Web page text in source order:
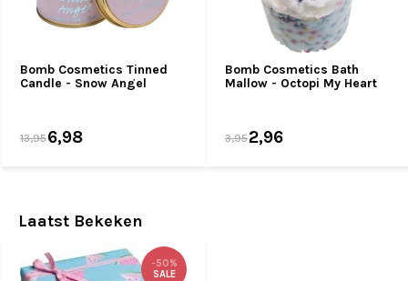
Bomb Cosmetics Tinned
Candle - Snow Angel
13,956,98
Bomb Cosmetics Bath
Mallow - Octopi My Heart
3,952,96
Laatst Bekeken
-50%
SALE